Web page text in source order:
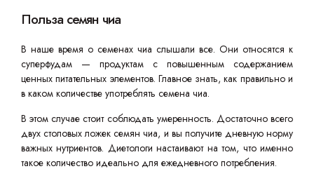
Польза семян чиа
В наше время о семенах чиа слышали все. Они относятся к
суперфудам — продуктам с повышенным содержанием
ценных питательных элементов. Главное знать, как правильно и
в каком количестве употреблять семена чиа.
В этом случае стоит соблюдать умеренность. Достаточно всего
двух столовых ложек семян чиа, и вы получите дневную норму
важных нутриентов. Диетологи настаивают на том, что именно
такое количество идеально для ежедневного потребления.